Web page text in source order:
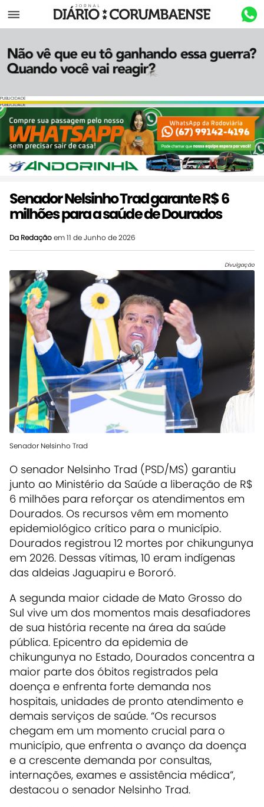
Menu
PUBLICIDADE
PUBLICIDADE
Senador Nelsinho Trad garante R$ 6
milhões para a saúde de Dourados
Da Redaçãoem 11 de Junho de 2026
Divulgação
Senador Nelsinho Trad
O senador Nelsinho Trad (PSD/MS) garantiu
junto ao Ministério da Saúde a liberação de R$
6 milhões para reforçar os atendimentos em
Dourados. Os recursos vêm em momento
epidemiológico crítico para o município.
Dourados registrou 12 mortes por chikungunya
em 2026. Dessas vítimas, 10 eram indígenas
das aldeias Jaguapiru e Bororó.
A segunda maior cidade de Mato Grosso do
Sul vive um dos momentos mais desafiadores
de sua história recente na área da saúde
pública. Epicentro da epidemia de
chikungunya no Estado, Dourados concentra a
maior parte dos óbitos registrados pela
doença e enfrenta forte demanda nos
hospitais, unidades de pronto atendimento e
demais serviços de saúde. “Os recursos
chegam em um momento crucial para o
município, que enfrenta o avanço da doença
e a crescente demanda por consultas,
internações, exames e assistência médica”,
destacou o senador Nelsinho Trad.